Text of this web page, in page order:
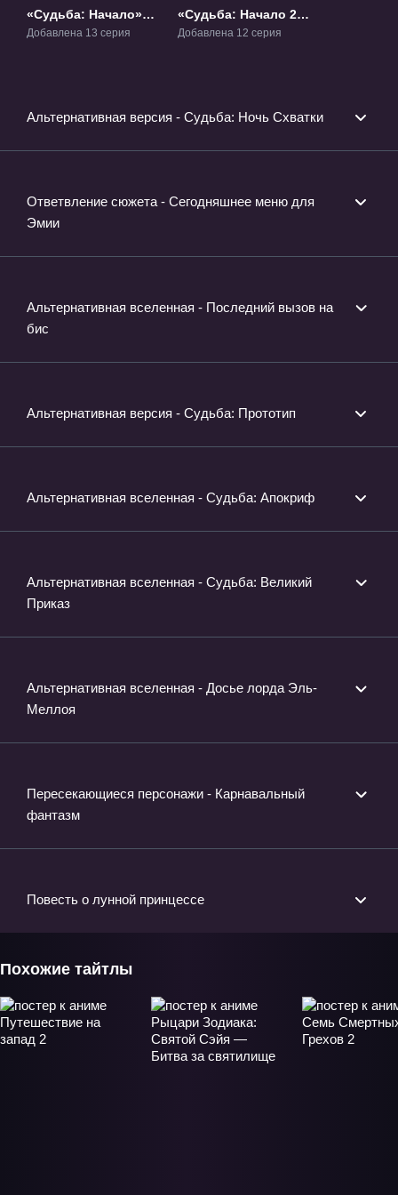
«Судьба: Начало»
ТВ-1
Добавлена 13 серия
«Судьба: Начало 2»
ТВ-2
Добавлена 12 серия
Альтернативная версия - Судьба: Ночь Схватки
Ответвление сюжета - Сегодняшнее меню для
Эмии
Альтернативная вселенная - Последний вызов на
бис
Альтернативная версия - Судьба: Прототип
Альтернативная вселенная - Судьба: Апокриф
Альтернативная вселенная - Судьба: Великий
Приказ
Альтернативная вселенная - Досье лорда Эль-
Меллоя
Пересекающиеся персонажи - Карнавальный
фантазм
Повесть о лунной принцессе
Похожие тайтлы